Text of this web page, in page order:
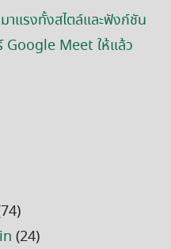
แรงทั้งสไตล์และฟังก์ชัน
Meet ให้แล้ว
(24)